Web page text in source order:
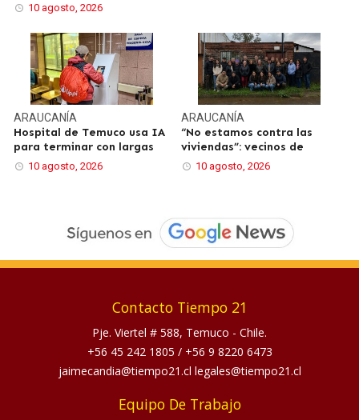
10 agosto, 2026
ARAUCANÍA
Hospital de Temuco usa IA
para terminar con largas
10 agosto, 2026
ARAUCANÍA
“No estamos contra las
viviendas”: vecinos de
10 agosto, 2026
Contacto Tiempo 21
Pje. Viertel # 588, Temuco - Chile.
+56 45 242 1805 / +56 9 8220 6473
jaimecandia@tiempo21.cl legales@tiempo21.cl
Equipo De Trabajo